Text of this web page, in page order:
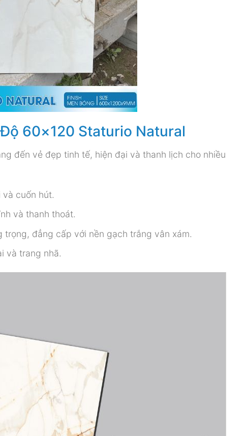
60×120 Staturio Natural
đến vẻ đẹp tinh tế, hiện đại và thanh lịch cho nhiều
và cuốn hút.
và thanh thoát.
trọng, đẳng cấp với nền gạch trắng vân xám.
và trang nhã.